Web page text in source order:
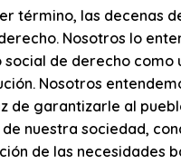
término, las decenas
Nosotros lo
de derecho como
Nosotros
de garantizarle al
nuestra sociedad,
de las necesidades